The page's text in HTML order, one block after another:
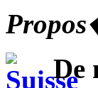
De